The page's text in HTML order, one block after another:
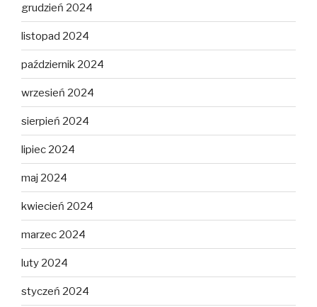
grudzień 2024
listopad 2024
październik 2024
wrzesień 2024
sierpień 2024
lipiec 2024
maj 2024
kwiecień 2024
marzec 2024
luty 2024
styczeń 2024